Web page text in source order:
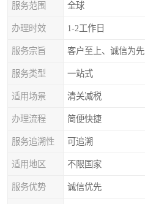
服务范围 全球
办理时效 1-2工作日
服务宗旨 客户至上、诚信为先
服务类型 一站式
适用场景 清关减税
办理流程 简便快捷
服务追溯性 可追溯
适用地区 不限国家
服务优势 诚信优先